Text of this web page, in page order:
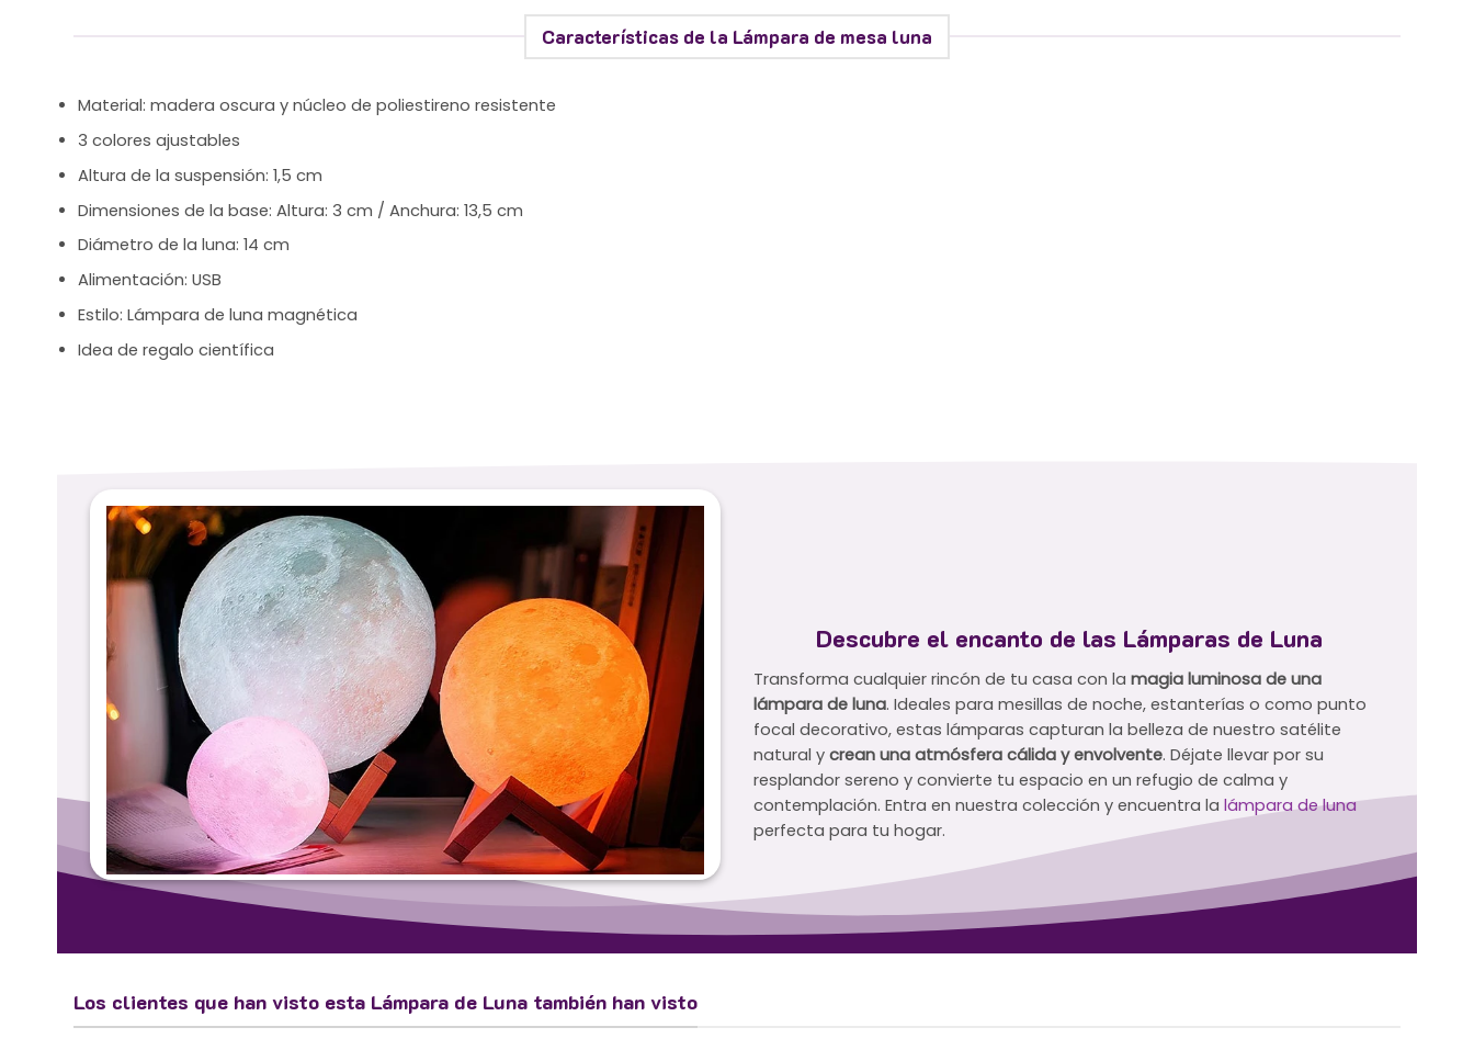
Características de la Lámpara de mesa luna
Material: madera oscura y núcleo de poliestireno resistente
3 colores ajustables
Altura de la suspensión: 1,5 cm
Dimensiones de la base: Altura: 3 cm / Anchura: 13,5 cm
Diámetro de la luna: 14 cm
Alimentación: USB
Estilo: Lámpara de luna magnética
Idea de regalo científica
Descubre el encanto de las Lámparas de Luna
Transforma cualquier rincón de tu casa con la magia luminosa de una
lámpara de luna. Ideales para mesillas de noche, estanterías o como punto
focal decorativo, estas lámparas capturan la belleza de nuestro satélite
natural y crean una atmósfera cálida y envolvente. Déjate llevar por su
resplandor sereno y convierte tu espacio en un refugio de calma y
contemplación. Entra en nuestra colección y encuentra la lámpara de luna
perfecta para tu hogar.
Los clientes que han visto esta Lámpara de Luna también han visto